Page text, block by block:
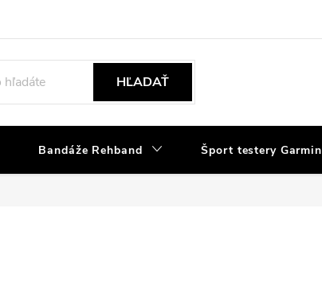
HĽADAŤ
Bandáže Rehband Šport testery Garmin